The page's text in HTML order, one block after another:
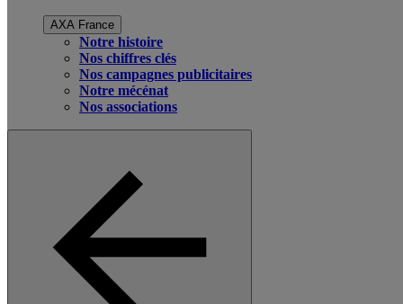
AXA France
Notre histoire
Nos chiffres clés
Nos campagnes publicitaires
Notre mécénat
Nos associations